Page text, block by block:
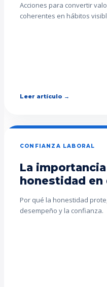
Acciones para convertir
coherentes en hábitos
Leer artículo →
CONFIANZA LABORAL
La
honestidad en
Por qué la honestidad
desempeño y la confianza.